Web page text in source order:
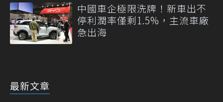
中國車企極限洗牌！新車出不
停利潤率僅剩1.5%，主流車廠
急出海
最新文章